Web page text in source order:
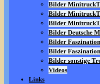
Bilder
Bilder
Bilder
Bilder Deutsche
Bilder
Bilder
Bilder sonstige
Videos
Links